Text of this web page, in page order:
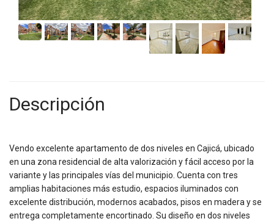
Descripción
Vendo excelente apartamento de dos niveles en Cajicá, ubicado
en una zona residencial de alta valorización y fácil acceso por la
variante y las principales vías del municipio. Cuenta con tres
amplias habitaciones más estudio, espacios iluminados con
excelente distribución, modernos acabados, pisos en madera y se
entrega completamente encortinado. Su diseño en dos niveles